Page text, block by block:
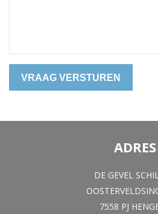
VRAAG VERSTUREN
ADRES
DE GEVEL
7558 PJ